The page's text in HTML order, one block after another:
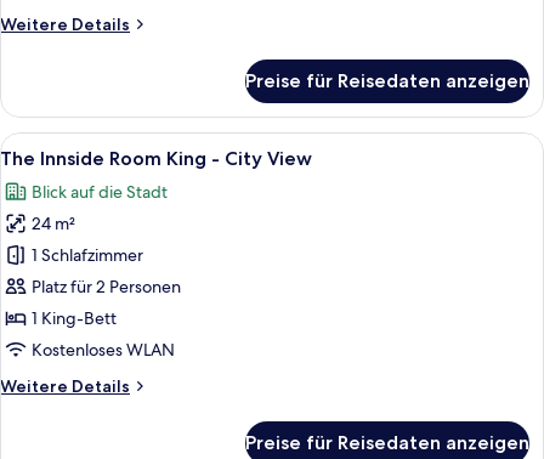
anzeigen
Weitere Details
Weitere
Innside
Room
-
Preise für Reisedaten anzeigen
Alle
Fotos
für
The
Innside
Room
King
-
View
Ein Hotelzimmer mit einem großen
8
The Innside Room King - City View
Blick auf die Stadt
24 m²
1 Schlafzimmer
Platz für 2 Personen
1 King-Bett
Kostenloses WLAN
Weitere Details
Weitere
Preise für Reisedaten anzeigen